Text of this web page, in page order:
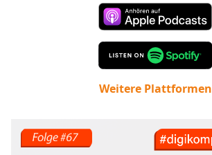
Weitere Plattformen